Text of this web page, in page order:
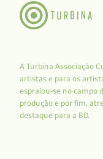
A Turbina Associação
artistas e para os
espraiou-se no campo
produção e por fim,
destaque para a BD.